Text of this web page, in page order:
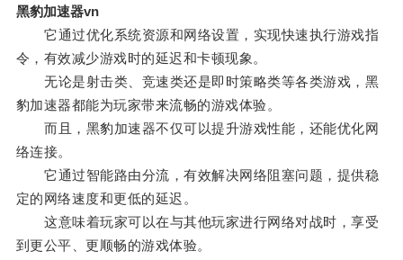
黑豹加速器vn
它通过优化系统资源和网络设置，实现快速执行游戏指
令，有效减少游戏时的延迟和卡顿现象。
无论是射击类、竞速类还是即时策略类等各类游戏，黑
豹加速器都能为玩家带来流畅的游戏体验。
而且，黑豹加速器不仅可以提升游戏性能，还能优化网
络连接。
它通过智能路由分流，有效解决网络阻塞问题，提供稳
定的网络速度和更低的延迟。
这意味着玩家可以在与其他玩家进行网络对战时，享受
到更公平、更顺畅的游戏体验。